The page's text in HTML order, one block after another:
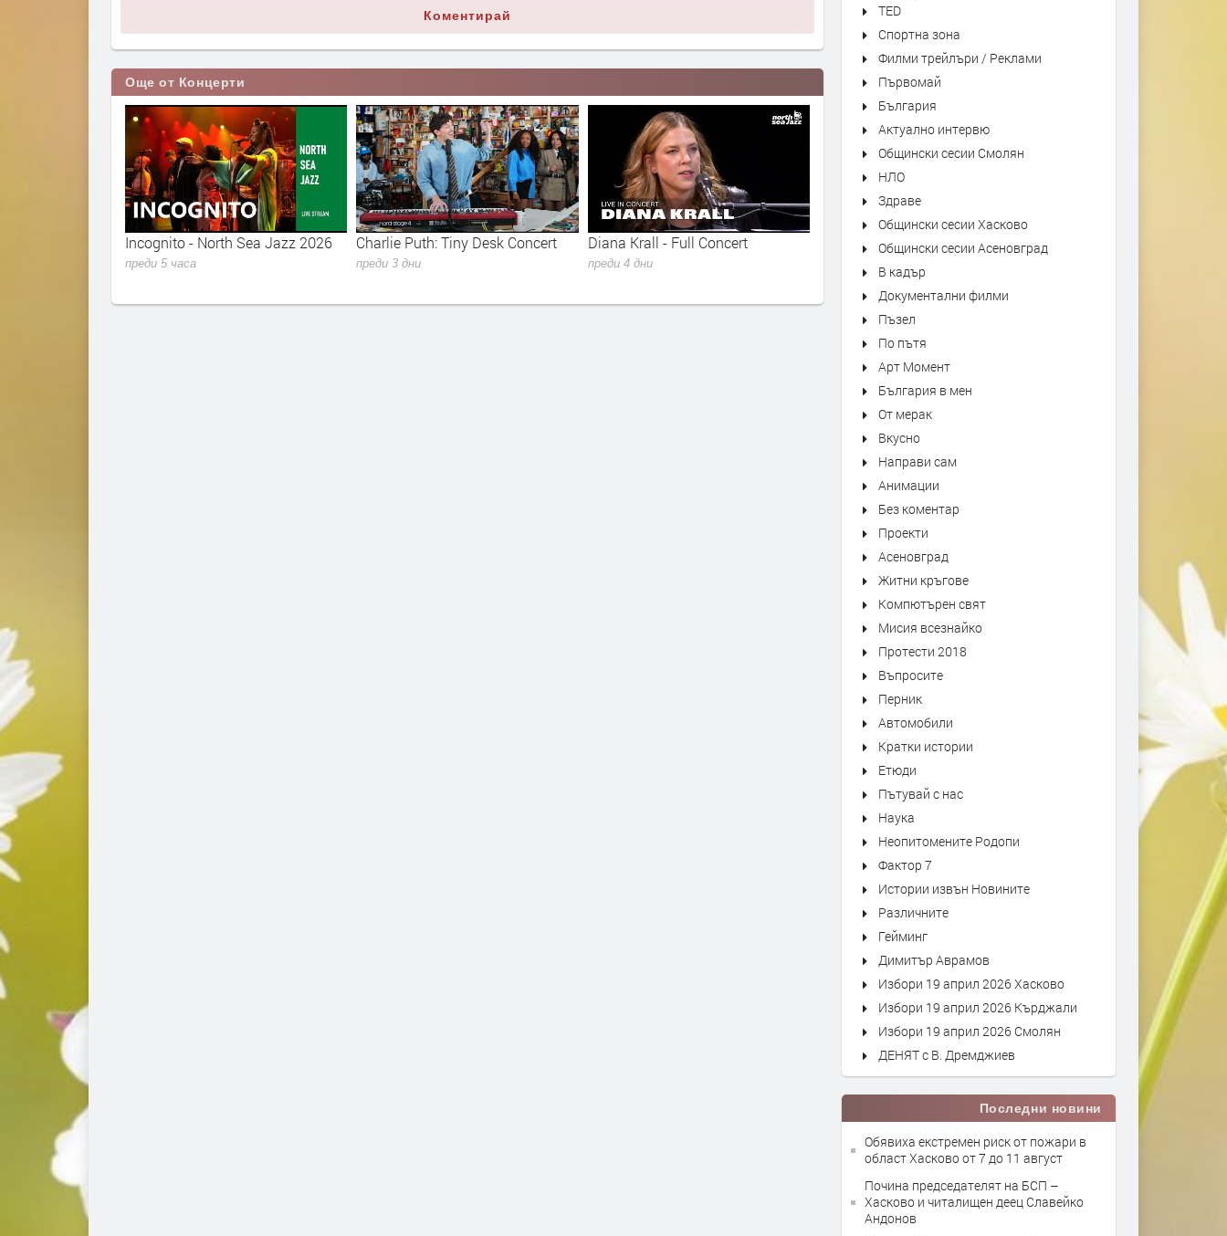
Коментирай
Още от Концерти
Incognito - North Sea Jazz 2026
преди 5 часа
Charlie Puth: Tiny Desk Concert
преди 3 дни
Diana Krall - Full Concert
преди 4 дни
Teddy Swims - live at Pinkpop
TED
Спортна зона
Филми трейлъри / Реклами
Първомай
България
Актуално интервю
Общински сесии Смолян
НЛО
Здраве
Общински сесии Хасково
Общински сесии Асеновград
В кадър
Документални филми
Пъзел
По пътя
Арт Момент
България в мен
От мерак
Вкусно
Направи сам
Анимации
Без коментар
Проекти
Асеновград
Житни кръгове
Компютърен свят
Мисия всезнайко
Протести 2018
Въпросите
Перник
Автомобили
Кратки истории
Етюди
Пътувай с нас
Наука
Неопитомените Родопи
Фактор 7
Истории извън Новините
Различните
Гейминг
Димитър Аврамов
Избори 19 април 2026 Хасково
Избори 19 април 2026 Кърджали
Избори 19 април 2026 Смолян
ДЕНЯТ с В. Дремджиев
Последни новини
Обявиха екстремен риск от пожари в
област Хасково от 7 до 11 август
Почина председателят на БСП –
Хасково и читалищен деец Славейко
Андонов